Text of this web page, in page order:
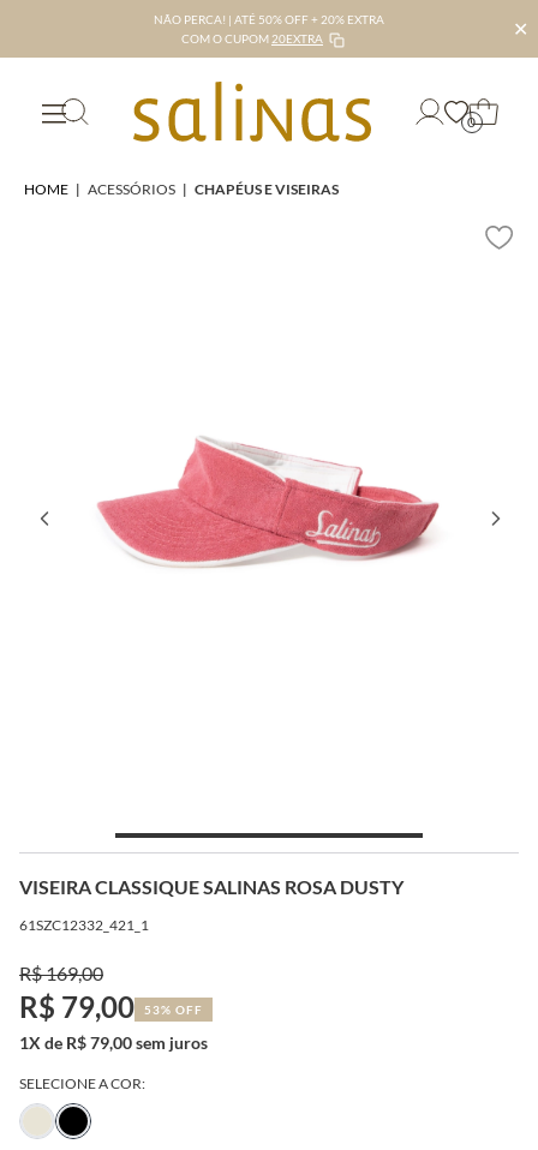
NÃO PERCA! | ATÉ 50% OFF + 20% EXTRA
COM O CUPOM 20EXTRA ✕
0
HOME | ACESSÓRIOS | CHAPÉUS E VISEIRAS
VISEIRA CLASSIQUE SALINAS ROSA DUSTY
61SZC12332_421_1
R$ 169,00
R$ 79,00 53% OFF
1X de R$ 79,00 sem juros
SELECIONE A COR: